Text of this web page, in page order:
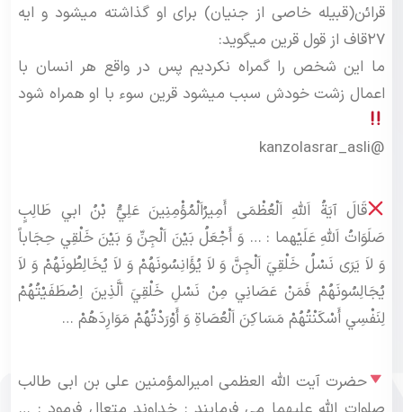
قرائن(قبیله خاصی از جنیان) برای او گذاشته میشود و ایه
۲۷قاف از قول قرین میگوید:
ما این شخص را گمراه نکردیم پس در واقع هر انسان با
اعمال زشت خودش سبب میشود قرین سوء با او همراه شود
@kanzolasrar_asli
قَالَ آيَةُ اَللهِ اَلْعُظْمَى أَمِيرُاَلْمُؤْمِنِينَ عَلِيُّ بْنُ ابي طَالِبٍ
صَلَوَاتُ اَللهِ عَلَيْهما : … وَ أَجْعَلُ بَيْنَ اَلْجِنِّ وَ بَيْنَ خَلْقِي حِجَاباً
وَ لاَ يَرَى نَسْلُ خَلْقِيَ اَلْجِنَّ وَ لاَ يُؤَانِسُونَهُمْ وَ لاَ يُخَالِطُونَهُمْ وَ لاَ
يُجَالِسُونَهُمْ فَمَنْ عَصَانِي مِنْ نَسْلِ خَلْقِيَ اَلَّذِينَ اِصْطَفَيْتُهُمْ
لِنَفْسِي أَسْكَنْتُهُمْ مَسَاكِنَ اَلْعُصَاةِ وَ أَوْرَدْتُهُمْ مَوَارِدَهُمْ …
حضرت آیت الله العظمی امیرالمؤمنین علی بن ابی طالب